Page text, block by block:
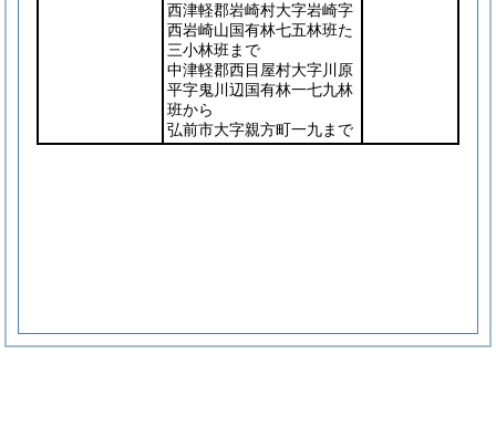
西津軽郡岩崎村大字岩崎字
西岩崎山国有林七五林班た
三小林班まで
中津軽郡西目屋村大字川原
平字鬼川辺国有林一七九林
班から
弘前市大字親方町一九まで